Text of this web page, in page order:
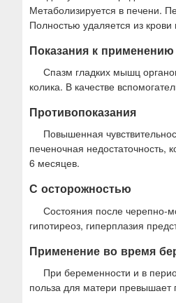
Метаболизируется в печени.
Полностью удаляется из
Показания к применению
Спазм гладких мышц
колика. В качестве
Противопоказания
Повышенная
печеночная недостаточность,
6 месяцев.
С осторожностью
Состояния после черепно-
гипотиреоз, гиперплазия
Применение во время
При беременности и в
польза для матери превышает